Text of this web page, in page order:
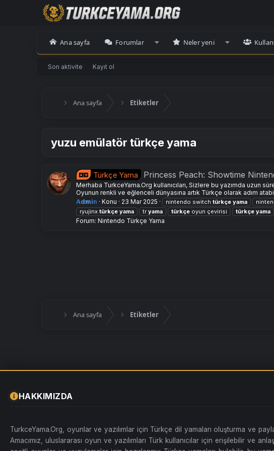
Ana sayfa Forumlar Neler yeni
Son aktivite Kayıt ol
Ana sayfa Etiketler
yuzu emülatör türkçe yama
Türkçe Yama Princess Peach: Showtime
Merhaba TurkceYama.Org kullanıcıları, Sizlere bu yazımda uzun
Oyunun renkli ve eğlenceli dünyasına artık Türkçe olarak adım
Admin
Konu 23 Mar 2025 nintendo switch türkçe yama
ryujinx türkçe yama tr yama türkçe oyun çevirisi türkçe yama
Forum: Nintendo Türkçe Yama
Ana sayfa Etiketler
HAKKIMIZDA
TurkceYama.Org, oyunlar ve yazılımlar için Türkçe dil yamaları oluşturma ve
Amacımız, uluslararası oyun ve yazılımları Türk kullanıcılar için erişilebilir ve